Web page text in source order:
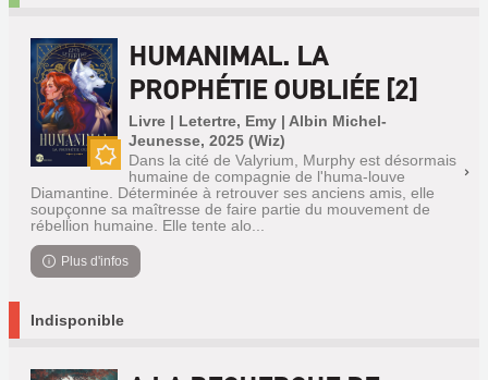
HUMANIMAL. LA
PROPHÉTIE OUBLIÉE [2]
Livre | Letertre, Emy | Albin Michel-
Jeunesse, 2025 (Wiz)
Dans la cité de Valyrium, Murphy est désormais
humaine de compagnie de l'huma-louve
Diamantine. Déterminée à retrouver ses anciens amis, elle
soupçonne sa maîtresse de faire partie du mouvement de
rébellion humaine. Elle tente alo...
Plus d'infos
Indisponible